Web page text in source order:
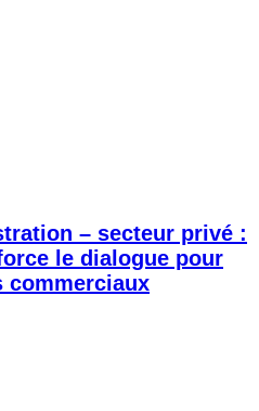
– secteur privé :
le dialogue pour
commerciaux